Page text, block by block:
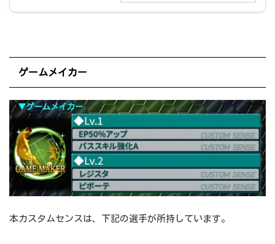
ゲームメイカー
本カスタムセンスは、下記の選手が所持しています。